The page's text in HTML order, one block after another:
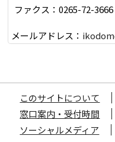
ファクス：0265-72-3666
メールアドレス：
このサイトについて
窓口案内・受付時間
ソーシャルメディア